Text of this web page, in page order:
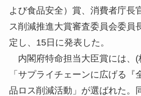
よび食品安全）賞、消費者庁長
ス削減推進大賞審査委員会委員
定し、15日に発表した。
内閣府特命担当大臣賞には、(
「サプライチェーンに広げる『
品ロス削減活動」が選ばれた。